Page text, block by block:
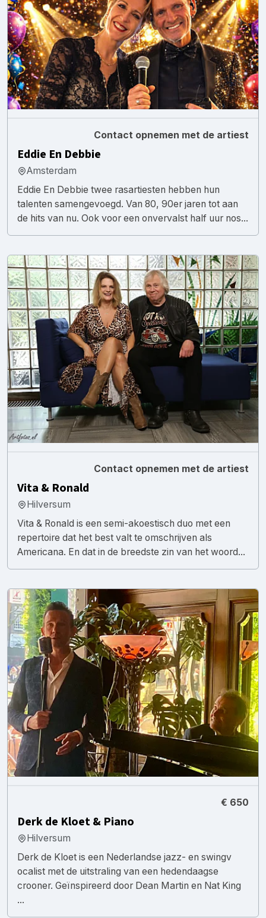
Contact opnemen met de artiest
Eddie En Debbie
Amsterdam
Eddie En Debbie twee rasartiesten hebben hun
talenten samengevoegd. Van 80, 90er jaren tot aan
de hits van nu. Ook voor een onvervalst half uur nos...
Contact opnemen met de artiest
Vita & Ronald
Hilversum
Vita & Ronald is een semi-akoestisch duo met een
repertoire dat het best valt te omschrijven als
Americana. En dat in de breedste zin van het woord...
€ 650
Derk de Kloet & Piano
Hilversum
Derk de Kloet is een Nederlandse jazz- en swingv
ocalist met de uitstraling van een hedendaagse
crooner. Geïnspireerd door Dean Martin en Nat King
...